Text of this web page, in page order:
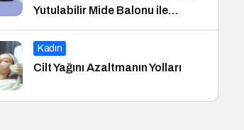
Yutulabilir Mide Balonu ile
Ameliyatsız Konforlu ve Hızlı Bir
Çözüm
Kadın
Cilt Yağını Azaltmanın Yolları